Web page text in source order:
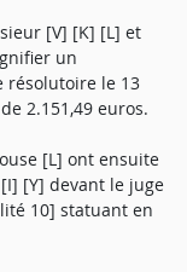
[V] [K] [L] et
un
résolutoire le 13
2.151,49 euros.
[L] ont ensuite
[Y] devant le juge
10] statuant en